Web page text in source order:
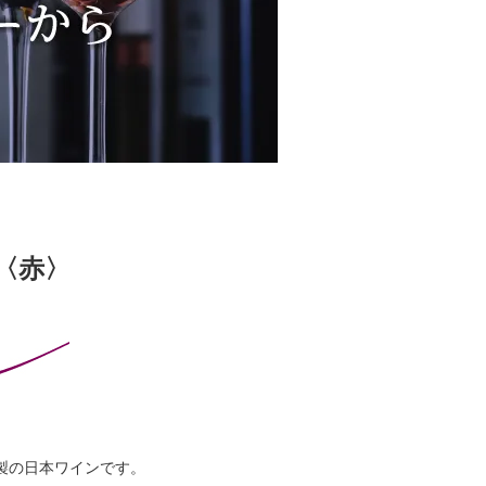
〉
日本ワインです。